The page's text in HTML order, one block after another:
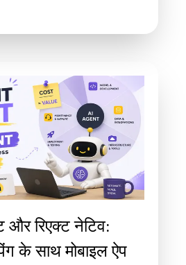
और रिएक्ट नेटिव:
के साथ मोबाइल ऐप